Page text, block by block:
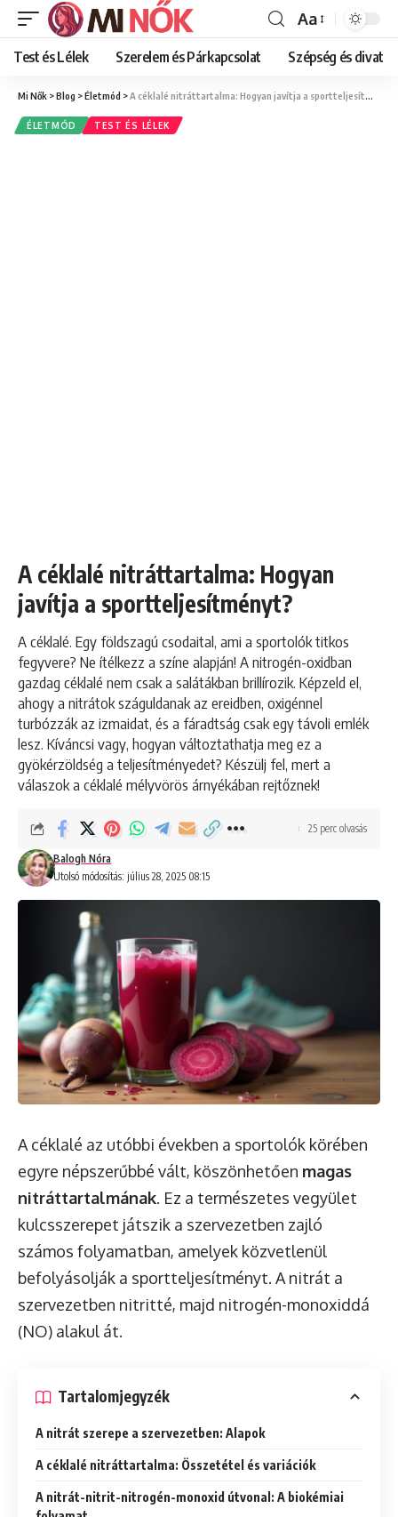
Font
Resizer
Aa
Test és Lélek Szerelem és Párkapcsolat Szépség és divat
Mi Nők >Blog >Életmód >A céklalé nitráttartalma: Hogyan javítja a sportteljesítményt?
ÉLETMÓD TEST ÉS LÉLEK
A céklalé nitráttartalma: Hogyan
javítja a sportteljesítményt?
A céklalé. Egy földszagú csodaital, ami a sportolók titkos
fegyvere? Ne ítélkezz a színe alapján! A nitrogén-oxidban
gazdag céklalé nem csak a salátákban brillírozik. Képzeld el,
ahogy a nitrátok száguldanak az ereidben, oxigénnel
turbózzák az izmaidat, és a fáradtság csak egy távoli emlék
lesz. Kíváncsi vagy, hogyan változtathatja meg ez a
gyökérzöldség a teljesítményedet? Készülj fel, mert a
válaszok a céklalé mélyvörös árnyékában rejtőznek!
Utolsó módosítás: július 28, 2025 08:15
Balogh Nóra
25 perc olvasás
A céklalé az utóbbi években a sportolók körében
egyre népszerűbbé vált, köszönhetően magas
nitráttartalmának. Ez a természetes vegyület
kulcsszerepet játszik a szervezetben zajló
számos folyamatban, amelyek közvetlenül
befolyásolják a sportteljesítményt. A nitrát a
szervezetben nitritté, majd nitrogén-monoxiddá
(NO) alakul át.
Tartalomjegyzék
A nitrát szerepe a szervezetben: Alapok
A céklalé nitráttartalma: Összetétel és variációk
A nitrát-nitrit-nitrogén-monoxid útvonal: A biokémiai